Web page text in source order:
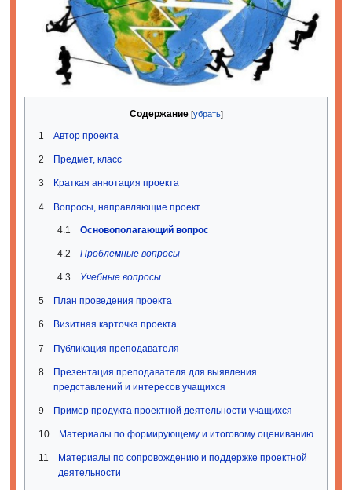
Содержание
1
Автор проекта
2 Предмет, класс
3 Краткая аннотация проекта
4 Вопросы, направляющие проект
4.1 Основополагающий вопрос
4.2 Проблемные вопросы
4.3 Учебные вопросы
5 План проведения проекта
6 Визитная карточка проекта
7 Публикация преподавателя
8
Презентация преподавателя для выявления
представлений и интересов учащихся
9 Пример продукта проектной деятельности учащихся
10 Материалы по формирующему и итоговому оцениванию
11
Материалы по сопровождению и поддержке проектной
деятельности